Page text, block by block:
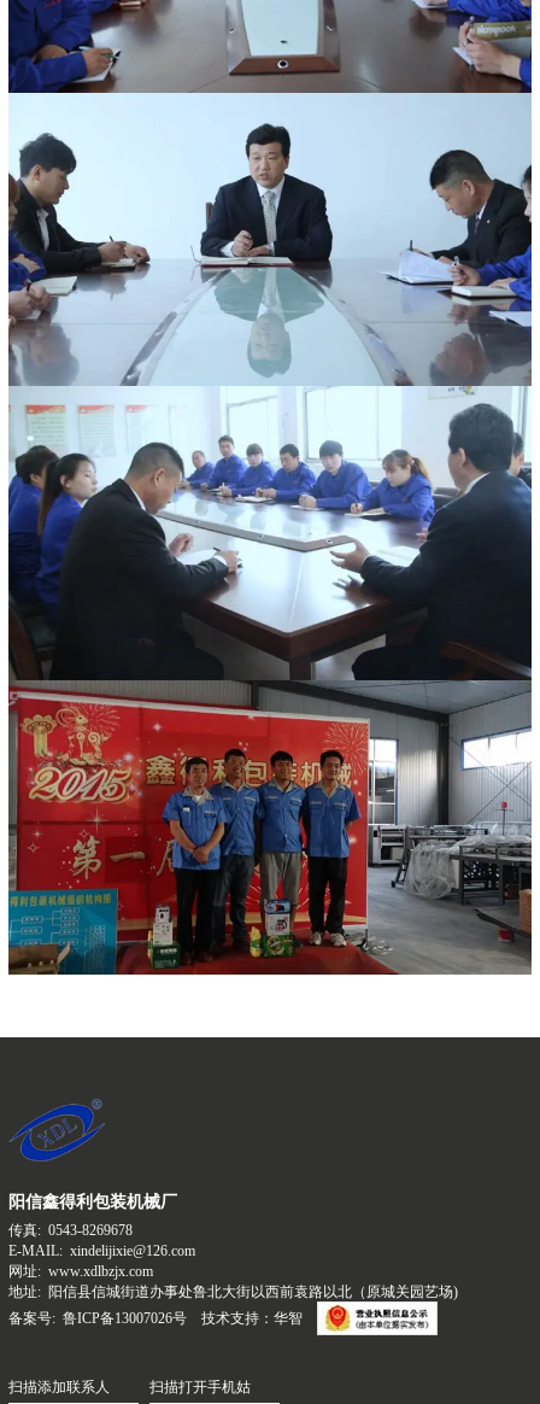
阳信鑫得利包装机械厂
传真: 0543-8269678
E-MAIL: xindelijixie@126.com
网址: www.xdlbzjx.com
地址: 阳信县信城街道办事处鲁北大街以西前袁路以北（原城关园艺场)
备案号: 鲁ICP备13007026号 技术支持：华智
扫描添加联系人 扫描打开手机姑